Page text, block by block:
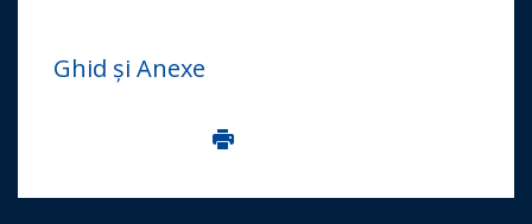
Ghid și Anexe
Imprima aceasta pagina